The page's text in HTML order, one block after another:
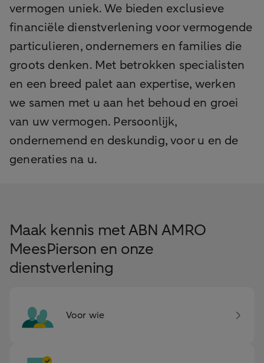
vermogen uniek. We bieden exclusieve
financiële dienstverlening voor vermogende
particulieren, ondernemers en families die
groots denken. Met betrokken specialisten
en een breed palet aan expertise, werken
we samen met u aan het behoud en groei
van uw vermogen. Persoonlijk,
ondernemend en deskundig, voor u en de
generaties na u.
Maak kennis met ABN AMRO
MeesPierson en onze
dienstverlening
Voor wie